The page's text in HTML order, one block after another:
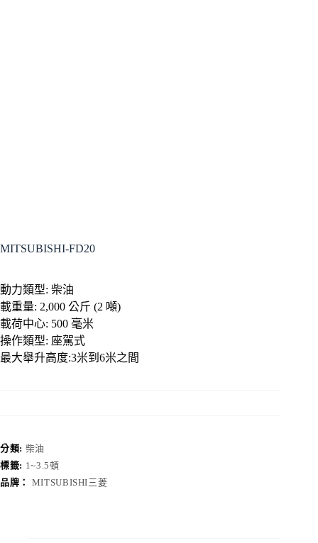
MITSUBISHI-FD20
動力類型: 柴油
載重量: 2,000 公斤 (2 噸)
載荷中心: 500 毫米
操作類型: 座駕式
最大舉升高度:3米到6米之間
分類: 柴油
標籤: 1~3.5頓
品牌： MITSUBISHI三菱